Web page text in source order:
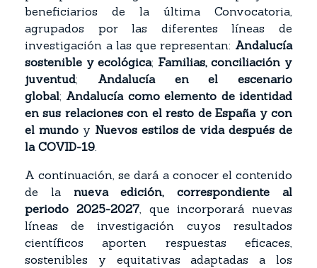
beneficiarios de la última Convocatoria,
agrupados por las diferentes líneas de
investigación a las que representan: Andalucía
sostenible y ecológica; Familias, conciliación y
juventud; Andalucía en el escenario
global; Andalucía como elemento de identidad
en sus relaciones con el resto de España y con
el mundo y Nuevos estilos de vida después de
la COVID-19.
A continuación, se dará a conocer el contenido
de la nueva edición, correspondiente al
periodo 2025-2027, que incorporará nuevas
líneas de investigación cuyos resultados
científicos aporten respuestas eficaces,
sostenibles y equitativas adaptadas a los